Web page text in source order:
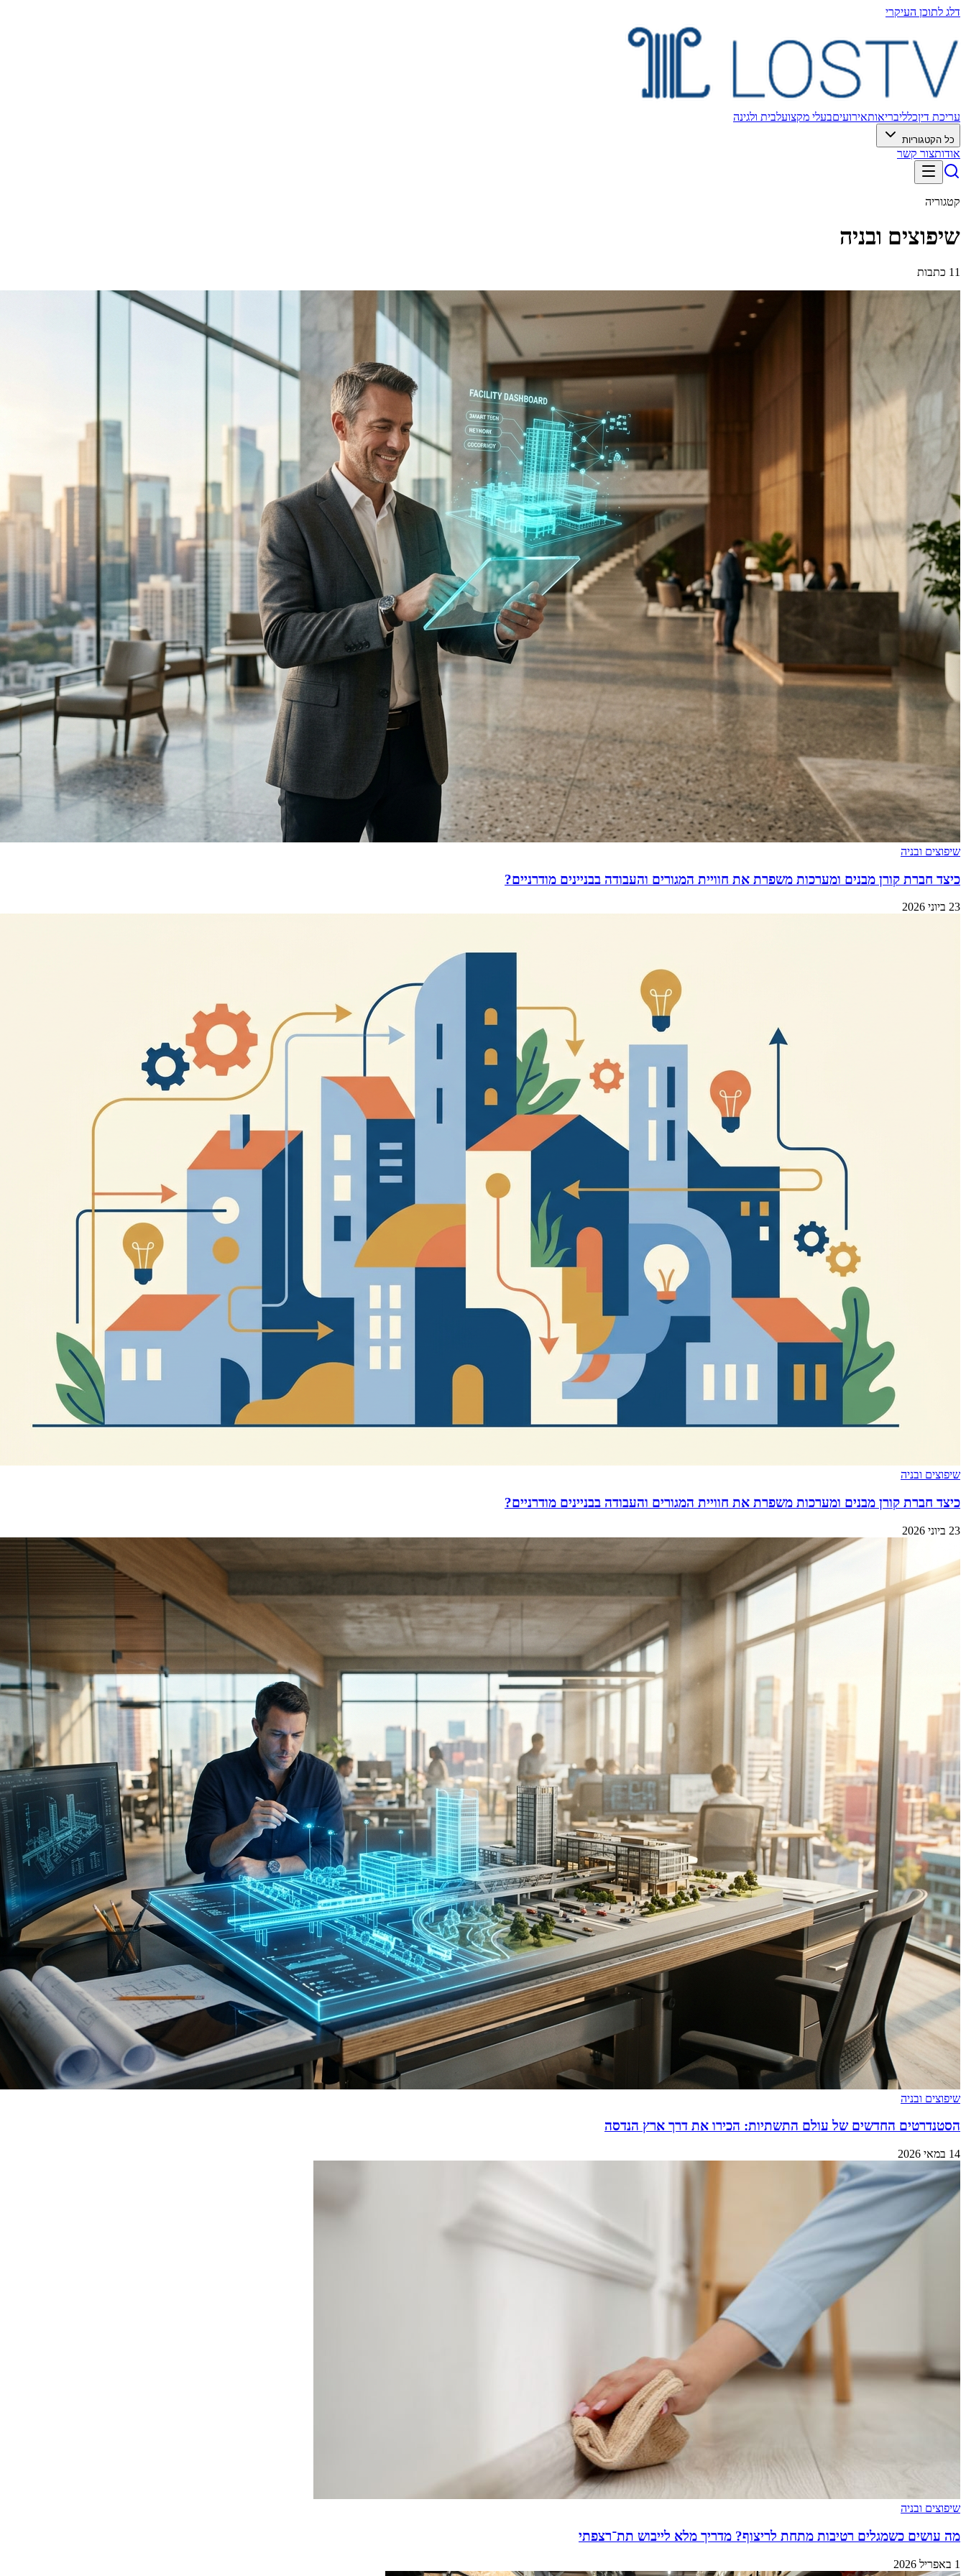
דלג לתוכן העיקרי
עריכת דיןכלליבריאותאירועיםבעלי מקצועלבית ולגינה
כל הקטגוריות
אודותצור קשר
קטגוריה
שיפוצים ובניה
11 כתבות
שיפוצים ובניה
כיצד חברת קורן מבנים ומערכות משפרת את חוויית המגורים והעבודה בבניינים מודרניים?
23 ביוני 2026
שיפוצים ובניה
כיצד חברת קורן מבנים ומערכות משפרת את חוויית המגורים והעבודה בבניינים מודרניים?
23 ביוני 2026
שיפוצים ובניה
הסטנדרטים החדשים של עולם התשתיות: הכירו את דרך ארץ הנדסה
14 במאי 2026
שיפוצים ובניה
מה עושים כשמגלים רטיבות מתחת לריצוף? מדריך מלא לייבוש תת־רצפתי
1 באפריל 2026